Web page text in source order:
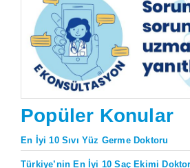
Popüler Konular
En İyi 10 Sıvı Yüz Germe Doktoru
Türkiye’nin En İyi 10 Saç Ekimi